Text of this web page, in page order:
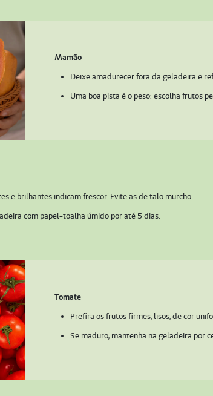
Mamão
Deixe amadurecer fora da geladeira e
Uma boa pista é o peso: escolha frutos
e brilhantes indicam frescor. Evite as de talo murcho.
com papel-toalha úmido por até 5 dias.
Tomate
Prefira os frutos firmes, lisos, de cor
Se maduro, mantenha na geladeira por